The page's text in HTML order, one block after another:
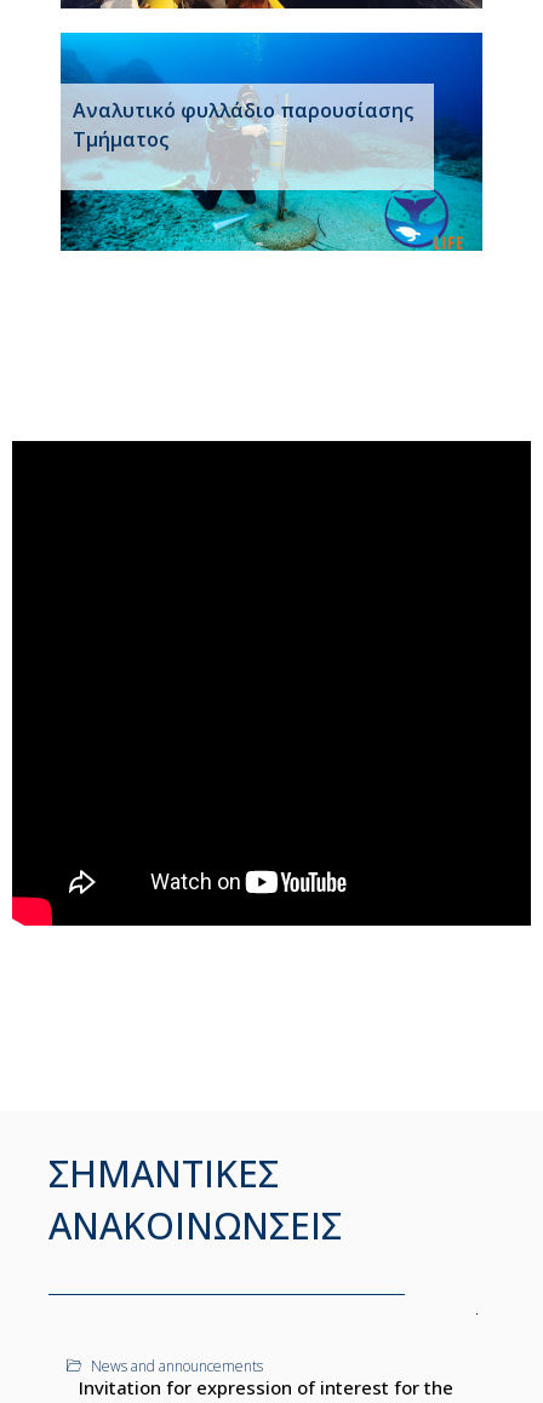
Αναλυτικό φυλλάδιο παρουσίασης
Τμήματος
ΣΗΜΑΝΤΙΚΕΣ
ΑΝΑΚΟΙΝΩΝΣΕΙΣ
News and announcements
Invitation for expression of interest for the